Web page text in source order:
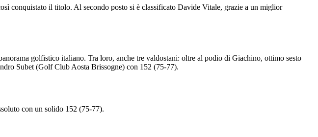
conquistato il titolo. Al secondo posto si è classificato Davide Vitale, grazie a un miglior
golfistico italiano. Tra loro, anche tre valdostani: oltre al podio di Giachino, ottimo sesto
Subet (Golf Club Aosta Brissogne) con 152 (75-77).
con un solido 152 (75-77).